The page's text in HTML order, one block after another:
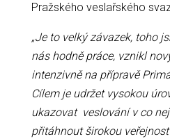
Pražského veslařského
„Je to velký závazek, toho
nás hodně práce, vznikl
intenzivně na přípravě
Cílem je udržet vysokou
ukazovat veslování v co
přitáhnout širokou